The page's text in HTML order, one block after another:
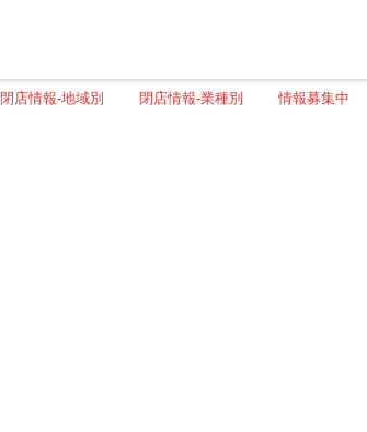
閉店情報-地域別 閉店情報-業種別 情報募集中